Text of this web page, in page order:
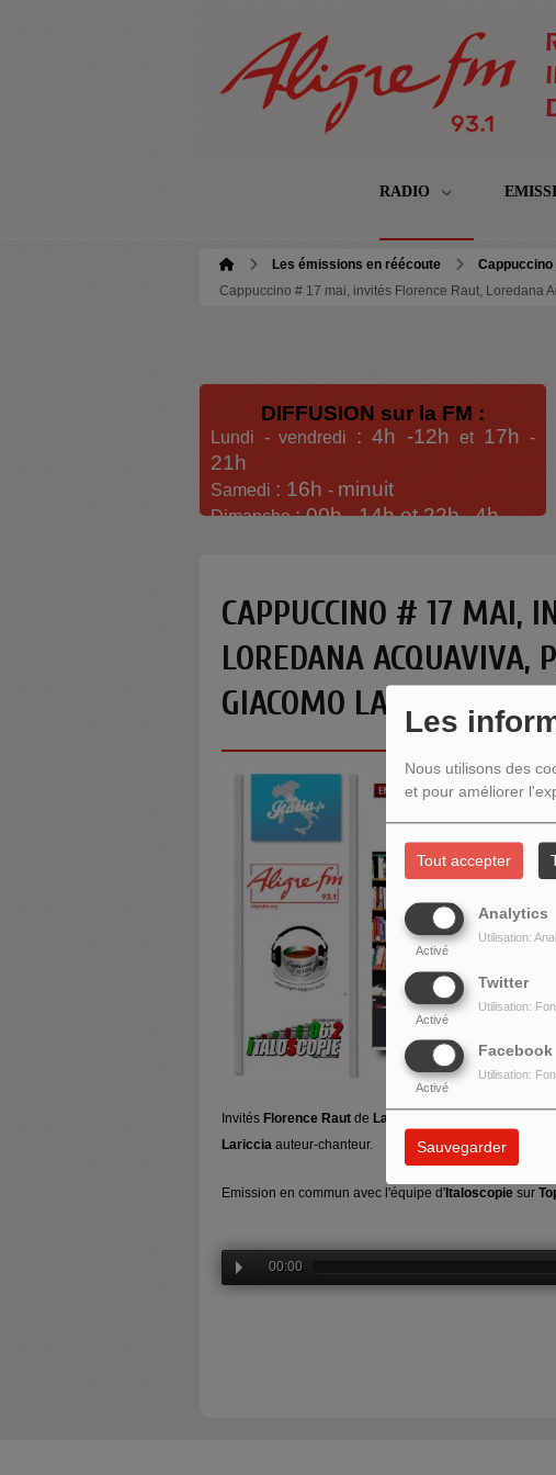
Les
Nous utilisons des
et pour améliorer
Tout accepter
Analytics
Activé
Utilisation:
Twitter
Activé
Utilisation:
Facebook
Activé
Utilisation:
Sauvegarder
RADIO
Les émissions en réécoute
Cappuccino
Cappuccino # 17 mai, invités Florence Raut, Loredana
DIFFUSION sur la FM :
Lundi - vendredi : 4h -12h et 17h -
21h
Samedi : 16h - minuit
Dimanche: 00h -14h et 22h-4h
CAPPUCCINO # 17 MAI,
LOREDANA ACQUAVIVA,
GIACOMO LARICCIA
Invités Florence Raut de La Libreria
Lariccia auteur-chanteur.
Emission en commun avec l'équipe d' Italoscopie sur
00:00